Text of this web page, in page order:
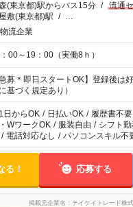
(東京都)駅からバス15分 / 流通
敷(東京都)駅 / …
物流企業
00～19：00（実働8ｈ）
急募＊即日スタートOK】登録後は
基づく規定あり）
日からOK / 日払いOK / 履歴書不要
WワークOK / 服装自由 / シフト勤
/ 電話対応なし / パソコンスキル不
る！ 応募する
掲載元企業名 テイケイトレード株